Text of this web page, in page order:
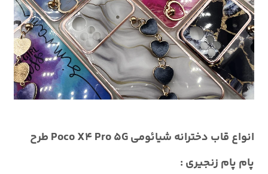
انواع قاب دخترانه شیائومی Poco X4 Pro 5G طرح
پام پام زنجیری :